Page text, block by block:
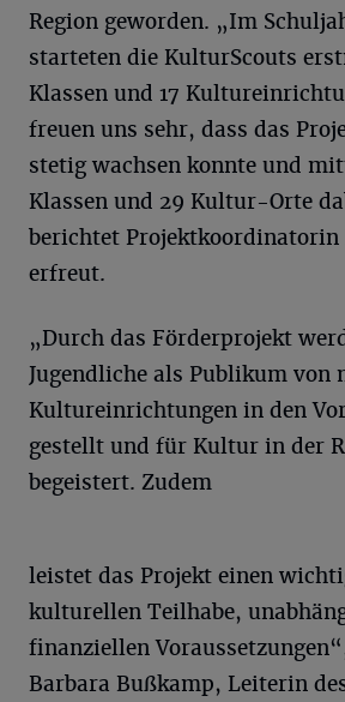
Region geworden. „Im
starteten die KulturScouts
Klassen und 17
freuen uns sehr, dass das
stetig wachsen konnte und
Klassen und 29 Kultur-Orte
berichtet Projektkoordinatorin
erfreut.
„Durch das Förderprojekt
Jugendliche als Publikum von
Kultureinrichtungen in den
gestellt und für Kultur in der
begeistert. Zudem
leistet das Projekt einen
kulturellen Teilhabe,
finanziellen
Barbara Bußkamp, Leiterin